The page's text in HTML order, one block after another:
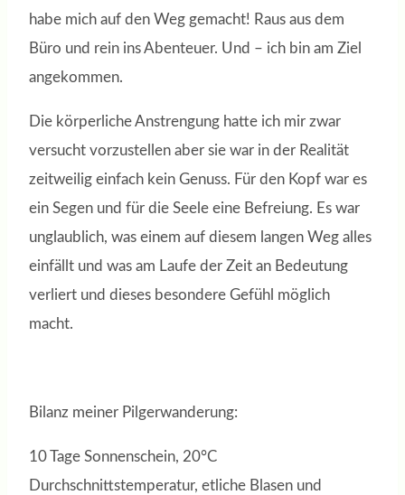
habe mich auf den Weg gemacht! Raus aus dem
Büro und rein ins Abenteuer. Und – ich bin am Ziel
angekommen.
Die körperliche Anstrengung hatte ich mir zwar
versucht vorzustellen aber sie war in der Realität
zeitweilig einfach kein Genuss. Für den Kopf war es
ein Segen und für die Seele eine Befreiung. Es war
unglaublich, was einem auf diesem langen Weg alles
einfällt und was am Laufe der Zeit an Bedeutung
verliert und dieses besondere Gefühl möglich
macht.
Bilanz meiner Pilgerwanderung:
10 Tage Sonnenschein, 20°C
Durchschnittstemperatur, etliche Blasen und